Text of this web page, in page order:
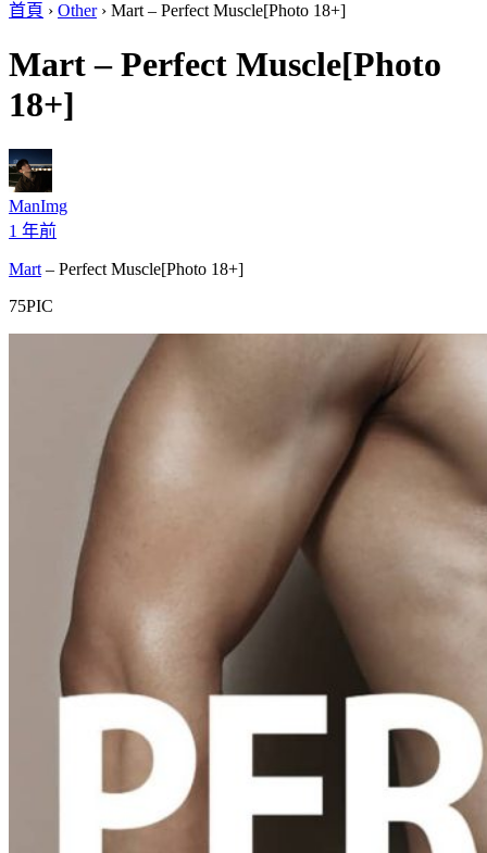
首頁 › Other › Mart – Perfect Muscle[Photo 18+]
Mart – Perfect Muscle[Photo
18+]
ManImg
1 年前
Mart – Perfect Muscle[Photo 18+]
75PIC